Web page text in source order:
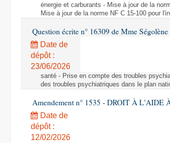
énergie et carburants - Mise à jour de la
Mise à jour de la norme NF C 15-100 pour
Question écrite n° 16309 de Mme
Date de
dépôt :
23/06/2026
santé - Prise en compte des troubles
des troubles psychiatriques dans le plan
Amendement n° 1535 - DROIT À L'AIDE
Date de
dépôt :
12/02/2026